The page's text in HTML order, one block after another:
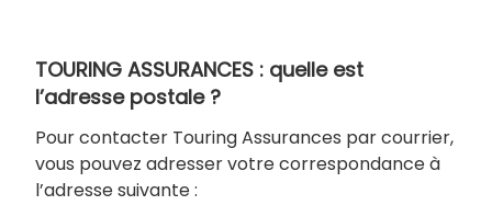
TOURING ASSURANCES : quelle est
l’adresse postale ?
Pour contacter Touring Assurances par courrier,
vous pouvez adresser votre correspondance à
l’adresse suivante :